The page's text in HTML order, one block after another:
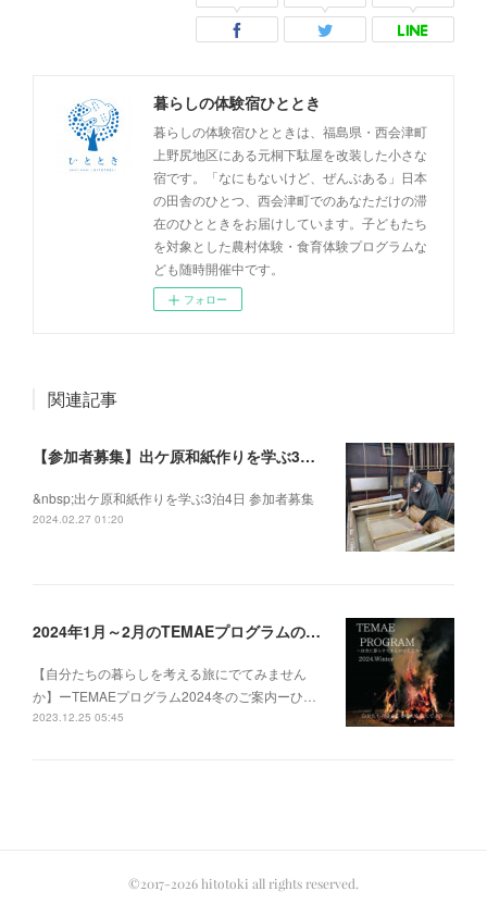
暮らしの体験宿ひととき
暮らしの体験宿ひとときは、福島県・西会津町
上野尻地区にある元桐下駄屋を改装した小さな
宿です。「なにもないけど、ぜんぶある」日本
の田舎のひとつ、西会津町でのあなただけの滞
在のひとときをお届けしています。子どもたち
を対象とした農村体験・食育体験プログラムな
ども随時開催中です。
フォロー
関連記事
【参加者募集】出ケ原和紙作りを学ぶ3泊4日
&nbsp;出ケ原和紙作りを学ぶ3泊4日 参加者募集
2024.02.27 01:20
2024年1月～2月のTEMAEプログラムの募集を開始いたしました
【自分たちの暮らしを考える旅にでてみません
か】ーTEMAEプログラム2024冬のご案内ーひ…
2023.12.25 05:45
©2017-2026 hitotoki all rights reserved.